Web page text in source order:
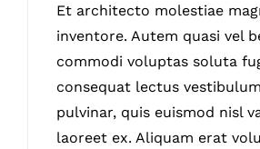
Et architecto molestiae
inventore. Autem quasi vel
commodi voluptas soluta
consequat lectus
pulvinar, quis euismod nisl
laoreet ex. Aliquam erat